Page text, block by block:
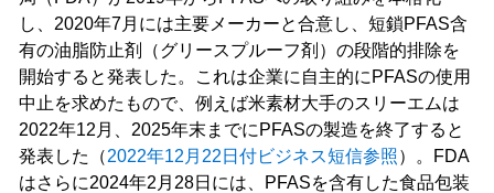
し、2020年7月には主要メーカーと合意し、短鎖PFAS含
有の油脂防止剤（グリースプルーフ剤）の段階的排除を
開始すると発表した。これは企業に自主的にPFASの使用
中止を求めたもので、例えば米素材大手のスリーエムは
2022年12月、2025年末までにPFASの製造を終了すると
発表した（2022年12月22日付ビジネス短信参照）。FDA
はさらに2024年2月28日には、PFASを含有した食品包装